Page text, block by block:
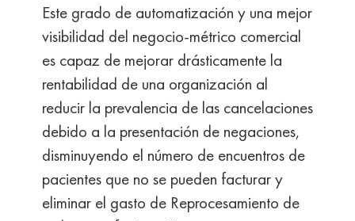
Este grado de automatización y una mejor
visibilidad del negocio-métrico comercial
es capaz de mejorar drásticamente la
rentabilidad de una organización al
reducir la prevalencia de las cancelaciones
debido a la presentación de negaciones,
disminuyendo el número de encuentros de
pacientes que no se pueden facturar y
eliminar el gasto de Reprocesamiento de